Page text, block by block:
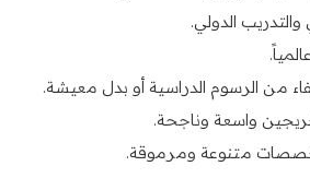
الدولي.
من الرسوم الدراسية أو بدل معيشة.
واسعة وناجحة.
متنوعة ومرموقة.